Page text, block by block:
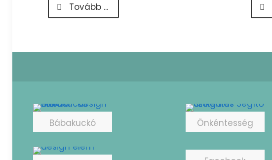
Tovább ...-
Szoptatásra
Bábakuckó Önkéntesség